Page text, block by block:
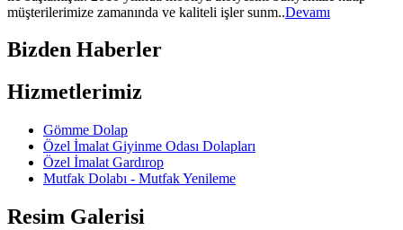
müşterilerimize zamanında ve kaliteli işler sunm..Devamı
Bizden Haberler
Hizmetlerimiz
Gömme Dolap
Özel İmalat Giyinme Odası Dolapları
Özel İmalat Gardırop
Mutfak Dolabı - Mutfak Yenileme
Resim Galerisi